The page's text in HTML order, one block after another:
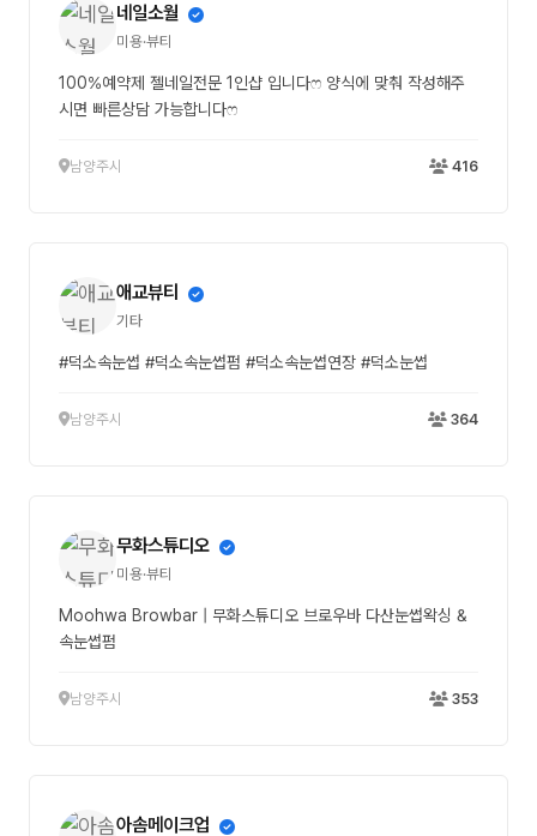
네일소월
미용·뷰티
100%예약제 젤네일전문 1인샵 입니다ෆ 양식에 맞춰 작성해주
시면 빠른상담 가능합니다ෆ
남양주시 416
애교뷰티
기타
#덕소속눈썹 #덕소속눈썹펌 #덕소속눈썹연장 #덕소눈썹
남양주시 364
무화스튜디오
미용·뷰티
Moohwa Browbar | 무화스튜디오 브로우바 다산눈썹왁싱 &
속눈썹펌
남양주시 353
아솜메이크업